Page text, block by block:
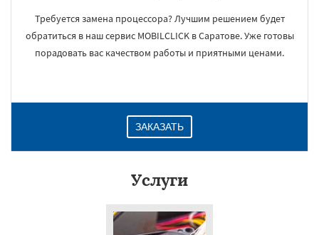
Требуется замена процессора? Лучшим решением будет
обратиться в наш сервис MOBILCLICK в Саратове. Уже готовы
порадовать вас качеством работы и приятными ценами.
ЗАКАЗАТЬ
Услуги
×